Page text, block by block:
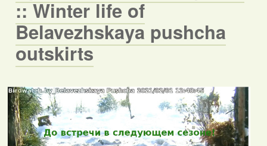
:: Winter life of
Belavezhskaya pushcha
outskirts